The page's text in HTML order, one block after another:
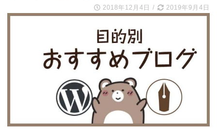
2018年12月4日 / 2019年9月4日